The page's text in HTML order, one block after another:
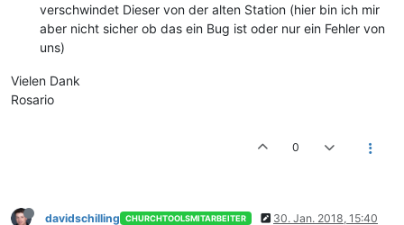
verschwindet Dieser von der alten Station (hier bin ich mir
aber nicht sicher ob das ein Bug ist oder nur ein Fehler von
uns)
Vielen Dank
Rosario
0
davidschilling CHURCHTOOLSMITARBEITER 30. Jan. 2018, 15:40